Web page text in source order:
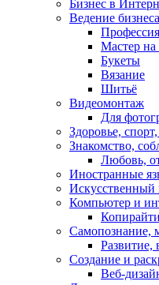
Бизнес в
Ведение бизнеса
Профессия
Мастер на
Букеты
Вязание
Шитьё
Видеомонтаж
Для
Здоровье, спорт,
Знакомство,
Любовь,
Иностранные
Искусственный
Компьютер и
Самопознание,
Развитие,
Создание и
Веб-